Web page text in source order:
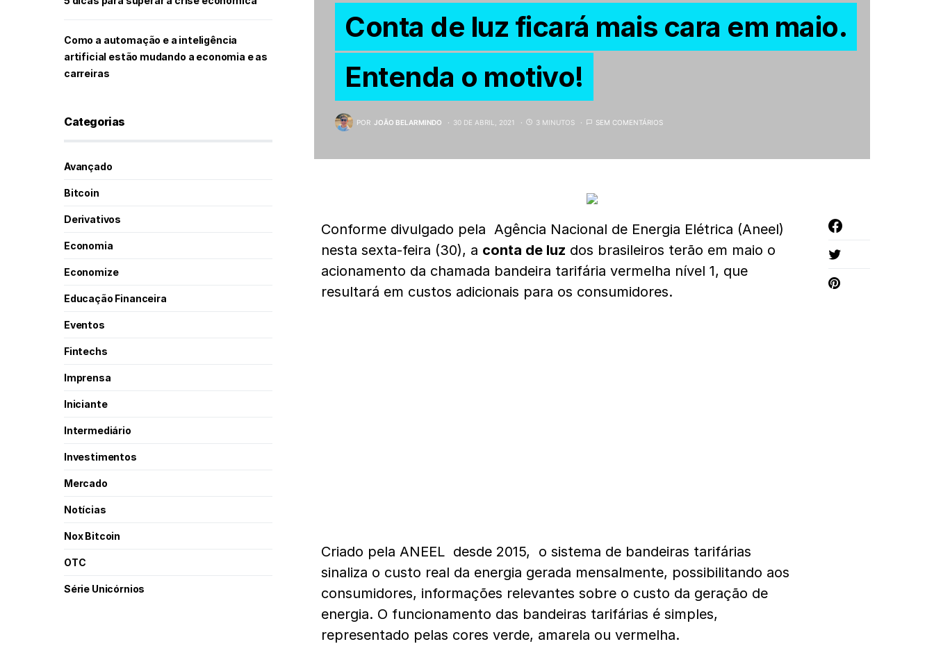
Conta de luz ficará mais cara em maio.
Entenda o motivo!
POR JOÃO BELARMINDO 30 DE ABRIL, 2021 3 MINUTOS SEM COMENTÁRIOS
Conforme divulgado pela Agência Nacional de Energia Elétrica (Aneel)
nesta sexta-feira (30), a conta de luz dos brasileiros terão em maio o
acionamento da chamada bandeira tarifária vermelha nível 1, que
resultará em custos adicionais para os consumidores.
Criado pela ANEEL desde 2015, o sistema de bandeiras tarifárias
sinaliza o custo real da energia gerada mensalmente, possibilitando aos
consumidores, informações relevantes sobre o custo da geração de
energia. O funcionamento das bandeiras tarifárias é simples,
representado pelas cores verde, amarela ou vermelha.
Como a automação e a inteligência
artificial estão mudando a economia e as
carreiras
Categorias
Avançado
Bitcoin
Derivativos
Economia
Economize
Educação Financeira
Eventos
Fintechs
Imprensa
Iniciante
Intermediário
Investimentos
Mercado
Notícias
Nox Bitcoin
OTC
Série Unicórnios